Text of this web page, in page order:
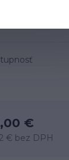
43x54x101
€
€ bez DPH